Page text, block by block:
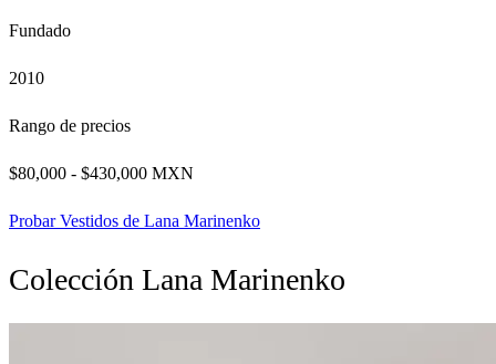
Fundado
2010
Rango de precios
$80,000 - $430,000 MXN
Probar Vestidos de Lana Marinenko
Colección Lana Marinenko